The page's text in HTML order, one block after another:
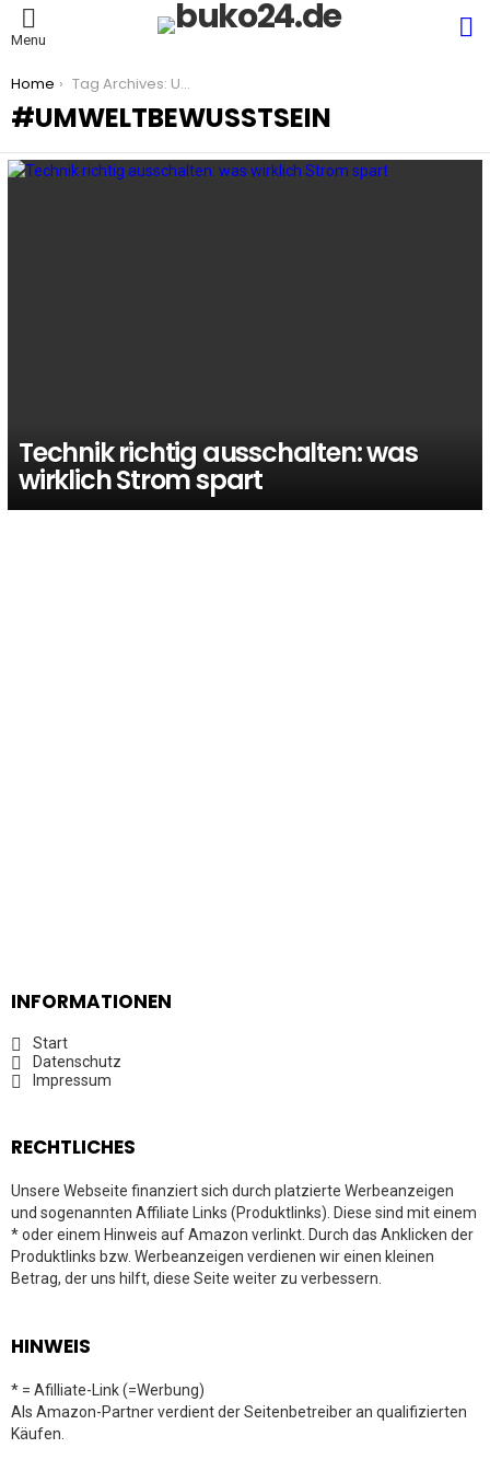
Menu
You are here:
Home Tag Archives: Umweltbewusstsein
UMWELTBEWUSSTSEIN
Technik richtig ausschalten: was
wirklich Strom spart
INFORMATIONEN
Start
Datenschutz
Impressum
RECHTLICHES
Unsere Webseite finanziert sich durch platzierte Werbeanzeigen
und sogenannten Affiliate Links (Produktlinks). Diese sind mit einem
* oder einem Hinweis auf Amazon verlinkt. Durch das Anklicken der
Produktlinks bzw. Werbeanzeigen verdienen wir einen kleinen
Betrag, der uns hilft, diese Seite weiter zu verbessern.
HINWEIS
* = Afilliate-Link (=Werbung)
Als Amazon-Partner verdient der Seitenbetreiber an qualifizierten
Käufen.